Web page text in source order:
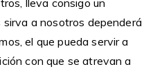
lleva consigo un
a nosotros dependerá
el que pueda servir a
con que se atrevan a